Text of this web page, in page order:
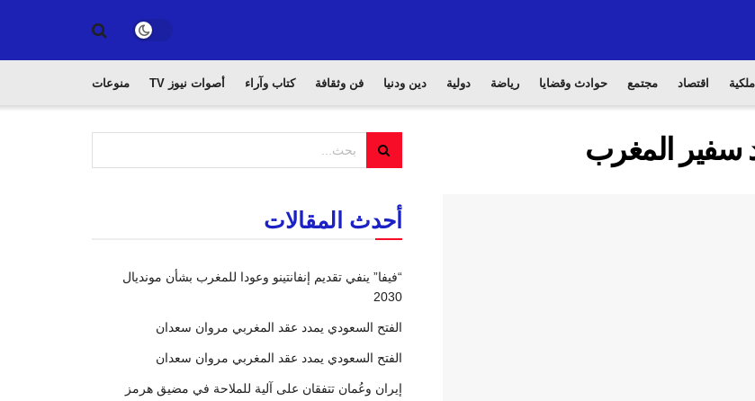
اقتصاد مجتمع حوادث وقضايا رياضة دولية دين ودنيا فن وثقافة كتاب وآراء أصوات نيوز TV منوعات
سفير المغرب
أحدث المقالات
“فيفا” ينفي تقديم إنفانتينو وعودا للمغرب بشأن مونديال
2030
الفتح السعودي يمدد عقد المغربي مروان سعدان
الفتح السعودي يمدد عقد المغربي مروان سعدان
إيران وعُمان تتفقان على آلية للملاحة في مضيق هرمز